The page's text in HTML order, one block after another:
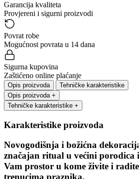
Garancija kvaliteta
Provjereni i sigurni proizvodi
Povrat robe
Mogućnost povrata u 14 dana
Sigurna kupovina
Zaštićeno online plaćanje
Opis proizvoda
Tehničke karakteristike
Opis proizvoda +
Tehničke karakteristike +
Karakteristike proizvoda
Novogodišnja i božićna
značajan ritual u većini porodica
Vam prostor u kome živite i
trenucima praznika.